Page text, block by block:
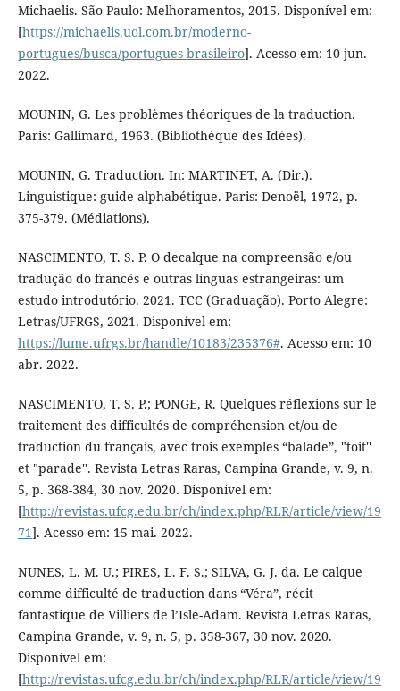
Michaelis. São Paulo: Melhoramentos, 2015. Disponível em:
[https://michaelis.uol.com.br/moderno-
portugues/busca/portugues-brasileiro]. Acesso em: 10 jun.
2022.
MOUNIN, G. Les problèmes théoriques de la traduction.
Paris: Gallimard, 1963. (Bibliothèque des Idées).
MOUNIN, G. Traduction. In: MARTINET, A. (Dir.).
Linguistique: guide alphabétique. Paris: Denoël, 1972, p.
375-379. (Médiations).
NASCIMENTO, T. S. P. O decalque na compreensão e/ou
tradução do francês e outras línguas estrangeiras: um
estudo introdutório. 2021. TCC (Graduação). Porto Alegre:
Letras/UFRGS, 2021. Disponível em:
https://lume.ufrgs.br/handle/10183/235376#. Acesso em: 10
abr. 2022.
NASCIMENTO, T. S. P.; PONGE, R. Quelques réflexions sur le
traitement des difficultés de compréhension et/ou de
traduction du français, avec trois exemples “balade”, "toit''
et "parade''. Revista Letras Raras, Campina Grande, v. 9, n.
5, p. 368-384, 30 nov. 2020. Disponível em:
[http://revistas.ufcg.edu.br/ch/index.php/RLR/article/view/19
71]. Acesso em: 15 mai. 2022.
NUNES, L. M. U.; PIRES, L. F. S.; SILVA, G. J. da. Le calque
comme difficulté de traduction dans “Véra”, récit
fantastique de Villiers de l’Isle-Adam. Revista Letras Raras,
Campina Grande, v. 9, n. 5, p. 358-367, 30 nov. 2020.
Disponível em:
[http://revistas.ufcg.edu.br/ch/index.php/RLR/article/view/19